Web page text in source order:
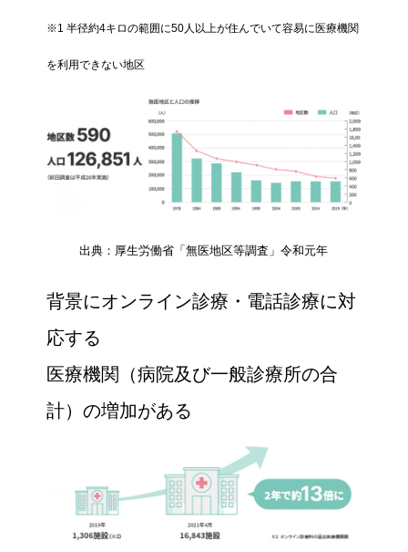
※1 半径約4キロの範囲に50人以上が住んでいて容易に医療機関
を利用できない地区
出典：厚生労働省「無医地区等調査」令和元年
背景にオンライン診療・電話診療に対
応する
医療機関（病院及び一般診療所の合
計）の増加がある